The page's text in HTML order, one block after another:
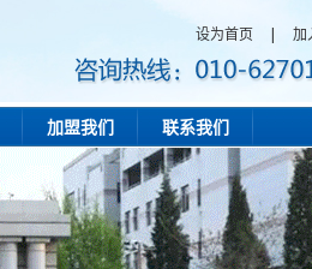
设为首页 | 加
加盟我们 联系我们